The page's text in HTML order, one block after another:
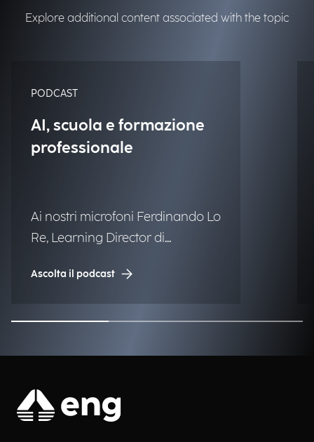
Explore additional content associated with the topic
PODCAST
AI, scuola e formazione
professionale
Ai nostri microfoni Ferdinando Lo
Re, Learning Director di
Ascolta il podcast